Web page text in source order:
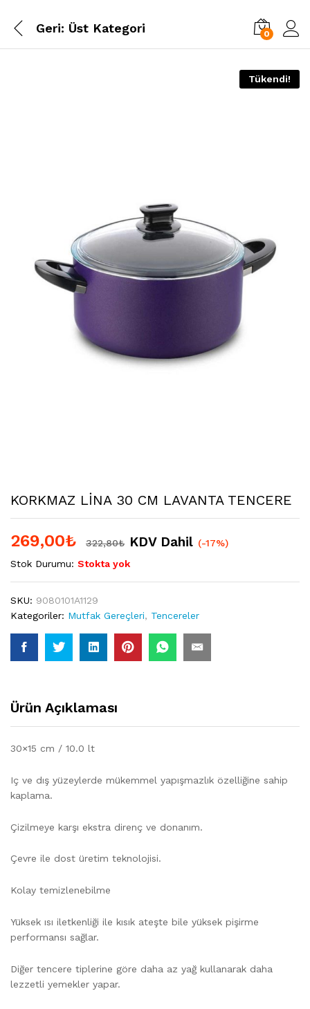
Geri: Üst Kategori 0
Tükendi!
KORKMAZ LİNA 30 CM LAVANTA TENCERE
269,00₺ 322,80₺ KDV Dahil (-17%)
Stok Durumu: Stokta yok
SKU: 9080101A1129
Kategoriler: Mutfak Gereçleri, Tencereler
Ürün Açıklaması
30×15 cm / 10.0 lt
Iç ve dış yüzeylerde mükemmel yapışmazlık özelliğine sahip
kaplama.
Çizilmeye karşı ekstra direnç ve donanım.
Çevre ile dost üretim teknolojisi.
Kolay temizlenebilme
Yüksek ısı iletkenliği ile kısık ateşte bile yüksek pişirme
performansı sağlar.
Diğer tencere tiplerine göre daha az yağ kullanarak daha
lezzetli yemekler yapar.